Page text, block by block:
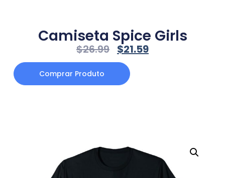
Camiseta Spice Girls
$26.99 $21.59
Comprar Produto